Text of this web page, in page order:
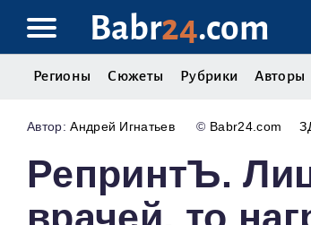
Babr24.com
Регионы Сюжеты Рубрики Авторы
Андрей Игнатьев © Babr24.com
РепринтЪ.